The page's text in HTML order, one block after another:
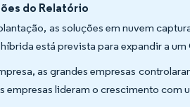
do Relatório
as soluções em nuvem
está prevista para expandir a um
as grandes empresas
empresas lideram o crescimento com